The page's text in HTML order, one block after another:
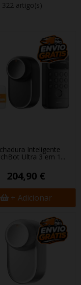
artigo(s)
Inteligente
Ultra 3 em 1...
204,90 €
+ Adicionar